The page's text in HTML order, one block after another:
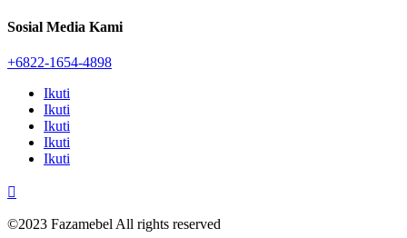
Sosial Media Kami
+6822-1654-4898
Ikuti
Ikuti
Ikuti
Ikuti
Ikuti

©2023 Fazamebel All rights reserved